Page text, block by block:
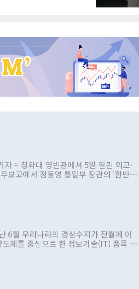
= 청와대 영빈관에서 5일 열린 외교·
보고에서 정동영 통일부 장관의 '한반도
않은 사안을 정책으로 추진하겠다고 공
'이라는 비판을 내놨다. 그동안 정 장
빚은 적은 여러 번 있지만 대통령과 유
입장을 표명한 것은 이례적이다. 정 장
제어해야 한다는 목소리도 높아지고 있
6월 우리나라의 경상수지가 전월에 이
체를 중심으로 한 정보기술(IT) 품목 수